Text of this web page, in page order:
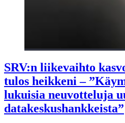
SRV:n liikevaihto
tulos heikkeni –
lukuisia neuvotteluja
datakeskushankkeista”